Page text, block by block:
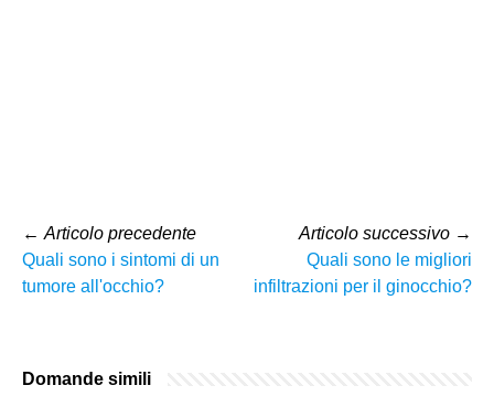
← Articolo precedente
Quali sono i sintomi di un
tumore all'occhio?
Articolo successivo →
Quali sono le migliori
infiltrazioni per il ginocchio?
Domande simili